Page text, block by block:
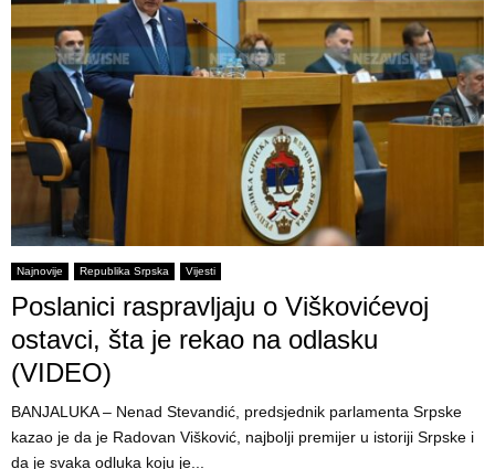
Najnovije Republika Srpska Vijesti
Poslanici raspravljaju o Viškovićevoj
ostavci, šta je rekao na odlasku
(VIDEO)
BANJALUKA – Nenad Stevandić, predsjednik parlamenta Srpske
kazao je da je Radovan Višković, najbolji premijer u istoriji Srpske i
da je svaka odluka koju je...